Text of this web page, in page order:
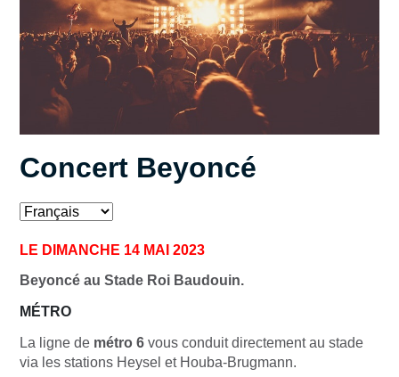
Concert Beyoncé
LE DIMANCHE 14 MAI 2023
Beyoncé au Stade Roi Baudouin.
MÉTRO
La ligne de métro 6 vous conduit directement au stade
via les stations Heysel et Houba-Brugmann.